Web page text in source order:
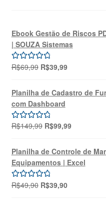
Ebook Gestão de Riscos
| SOUZA Sistemas
Avaliação
R$69,99 O
original
era:
R$69,99.
R$39,99O
é:
Planilha de Cadastro de
com Dashboard
Avaliação
R$149,99 O
original
era:
R$149,99.
R$99,99O
atual
é:
R$99,99.
Planilha de Controle de
Equipamentos | Excel
Avaliação
R$49,90 O
R$39,90O